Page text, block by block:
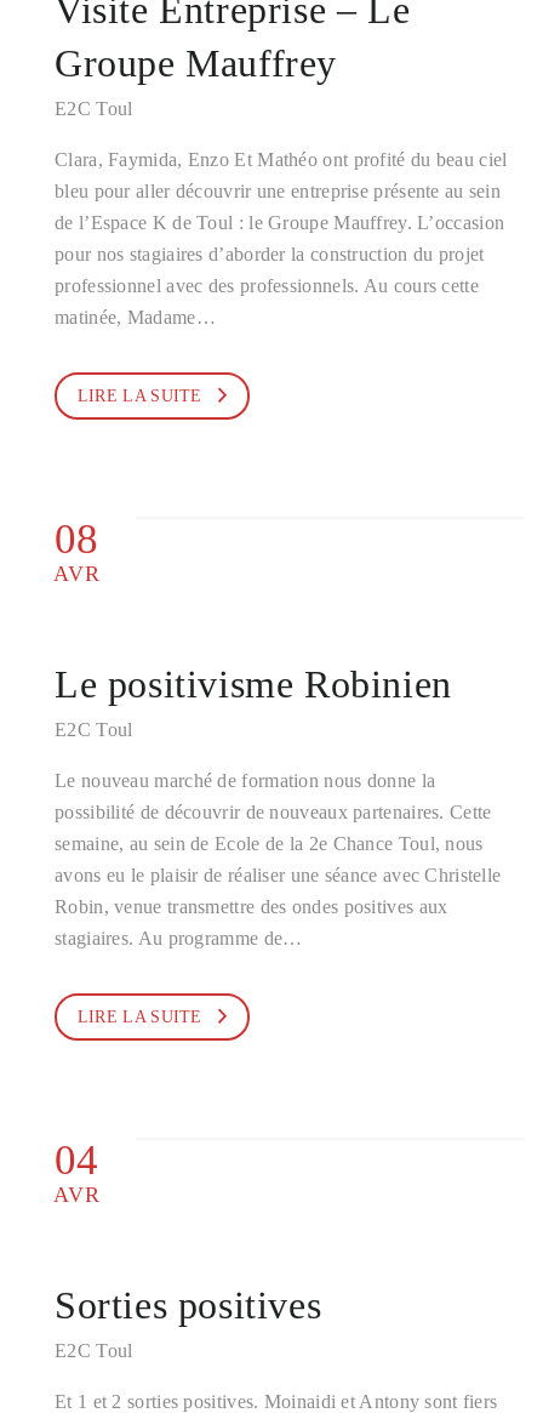
Visite Entreprise – Le
Groupe Mauffrey
E2C Toul
Clara, Faymida, Enzo Et Mathéo ont profité du beau ciel
bleu pour aller découvrir une entreprise présente au sein
de l’Espace K de Toul : le Groupe Mauffrey. L’occasion
pour nos stagiaires d’aborder la construction du projet
professionnel avec des professionnels. Au cours cette
matinée, Madame…
LIRE LA SUITE
08
AVR
Le positivisme Robinien
E2C Toul
Le nouveau marché de formation nous donne la
possibilité de découvrir de nouveaux partenaires. Cette
semaine, au sein de Ecole de la 2e Chance Toul, nous
avons eu le plaisir de réaliser une séance avec Christelle
Robin, venue transmettre des ondes positives aux
stagiaires. Au programme de…
LIRE LA SUITE
04
AVR
Sorties positives
E2C Toul
Et 1 et 2 sorties positives. Moinaidi et Antony sont fiers